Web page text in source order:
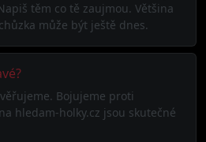
těm co tě zaujmou. Většina
může být ještě dnes.
Bojujeme proti
hledam-holky.cz jsou skutečné